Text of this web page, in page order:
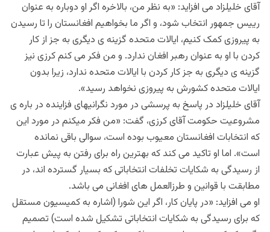
آقای خلیلزاد می افزاید: «به نظر من، بالاخره اگر او دوباره به عنوان
ريیس جمهور انتخاب شود، و اگر ما بخواهیم افغانستان را تا رسیدن
به پیروزی کمک کنیم، ایالات متحده گزینه ی دیگری به جز از کار
کردن با او به عنوان رهبر افغان ندارد. و من فکر می کنم کرزی نیز
گزینه ی دیگری به جز کار کردن با ایالات متحده ندارد، زیرا بدون
ایالات متحده کشورش به پیروزی نخواهد رسید».
آقای خلیلزاد در پاسخ به پرسشی در مورد نگرانیهای فزاینده در باره ی
مشروعیت حکومت آقای کرزی، گفت: «من فکر میکنم در مورد این
که انتخابات افغانستان معیوب بوده است، سوالی باقی نمانده
است». اما او تاکید می کند که بهترین راه برای رفتن به پیش عبارت
از رسیدگی به شکایات تخلفات انتخاباتی که بسیار گسترده اند، در
مطابقت با قوانین و طرزالعمل های افغانی می باشد.
او می افزاید: «در پایان کار، اگر این شورا (اشاره به کمیسیون مستقل
که برای رسیدگی به شکایات انتخاباتی تشکیل شده است) تصمیم